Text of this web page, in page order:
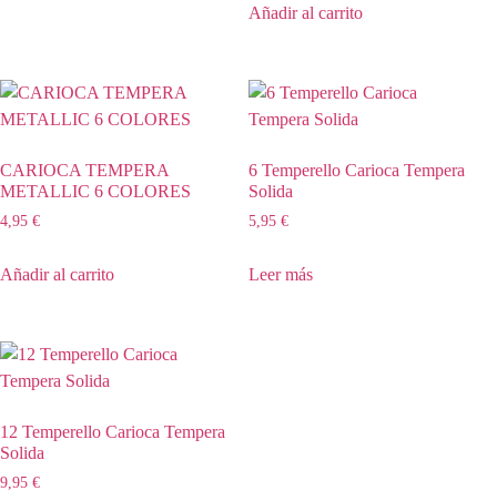
Añadir al carrito
CARIOCA TEMPERA
METALLIC 6 COLORES
4,95 €
Añadir al carrito
6 Temperello Carioca Tempera
Solida
5,95 €
Leer más
12 Temperello Carioca Tempera
Solida
9,95 €